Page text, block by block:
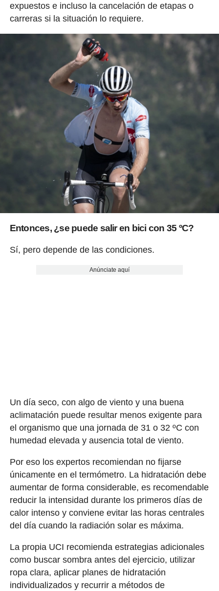
expuestos e incluso la cancelación de etapas o
carreras si la situación lo requiere.
Entonces,¿se puede salir en bici con 35 ºC?
Sí, pero depende de las condiciones.
Anúnciate aquí
Un día seco, con algo de viento y una buena
aclimatación puede resultar menos exigente para
el organismo que una jornada de 31 o 32 ºC con
humedad elevada y ausencia total de viento.
Por eso los expertos recomiendan no fijarse
únicamente en el termómetro. La hidratación debe
aumentar de forma considerable, es recomendable
reducir la intensidad durante los primeros días de
calor intenso y conviene evitar las horas centrales
del día cuando la radiación solar es máxima.
La propia UCI recomienda estrategias adicionales
como buscar sombra antes del ejercicio, utilizar
ropa clara, aplicar planes de hidratación
individualizados y recurrir a métodos de